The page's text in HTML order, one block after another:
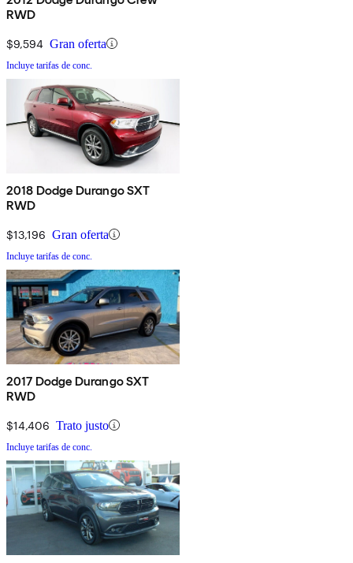
RWD
$9,594 Gran oferta
Incluye tarifas de conc.
2018 Dodge Durango SXT
RWD
$13,196 Gran oferta
Incluye tarifas de conc.
2017 Dodge Durango SXT
RWD
$14,406 Trato justo
Incluye tarifas de conc.